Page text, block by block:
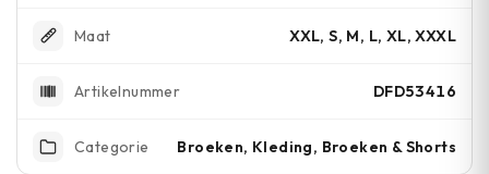
Maat XXL, S, M, L, XL, XXXL
Artikelnummer DFD53416
Categorie Broeken, Kleding, Broeken & Shorts